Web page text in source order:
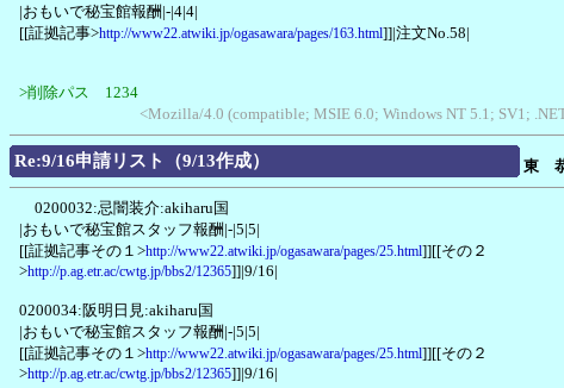
|おもいで秘宝館報酬|-|4|4|
[[証拠記事>http://www22.atwiki.jp/ogasawara/pages/163.html]]|注文No.58|
>削除パス 1234
<Mozilla/4.0 (compatible; MSIE 6.0; Windows NT 5.1; SV1;
Re:9/16申請リスト（9/13作成） 東
0200032:忌闇装介:akiharu国
|おもいで秘宝館スタッフ報酬|-|5|5|
[[証拠記事その１>http://www22.atwiki.jp/ogasawara/pages/25.html]][[その２
>http://p.ag.etr.ac/cwtg.jp/bbs2/12365]]|9/16|
0200034:阪明日見:akiharu国
|おもいで秘宝館スタッフ報酬|-|5|5|
[[証拠記事その１>http://www22.atwiki.jp/ogasawara/pages/25.html]][[その２
>http://p.ag.etr.ac/cwtg.jp/bbs2/12365]]|9/16|